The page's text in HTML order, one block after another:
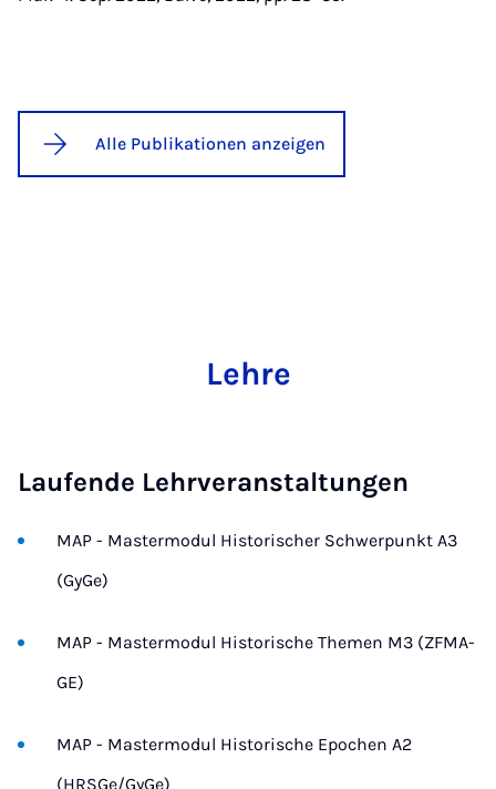
Alle Publikationen anzeigen
Lehre
Laufende Lehrveranstaltungen
MAP - Mastermodul Historischer Schwerpunkt A3
(GyGe)
MAP - Mastermodul Historische Themen M3 (ZFMA-
GE)
MAP - Mastermodul Historische Epochen A2
(HRSGe/GyGe)